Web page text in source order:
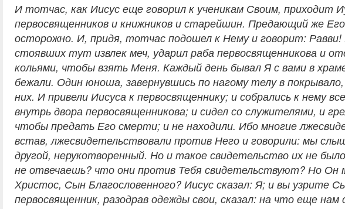
И тотчас, как Иисус еще говорил к ученикам Своим, приходит
первосвященников и книжников и старейшин. Предающий же
осторожно. И, придя, тотчас подошел к Нему и говорит: Равви!
стоявших тут извлек меч, ударил раба первосвященникова и
кольями, чтобы взять Меня. Каждый день бывал Я с вами в
бежали. Один юноша, завернувшись по нагому телу в
них. И привели Иисуса к первосвященнику; и собрались к нему
внутрь двора первосвященникова; и сидел со служителями, и
чтобы предать Его смерти; и не находили. Ибо многие
встав, лжесвидетельствовали против Него и говорили: мы
другой, нерукотворенный. Но и такое свидетельство их не
не отвечаешь? что они против Тебя свидетельствуют? Но Он
Христос, Сын Благословенного? Иисус сказал: Я; и вы узрите
первосвященник, разодрав одежды свои, сказал: на что еще